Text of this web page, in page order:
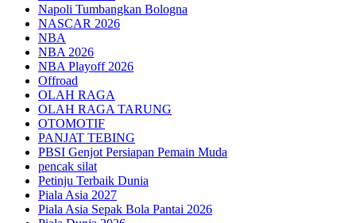
Napoli Tumbangkan Bologna
NASCAR 2026
NBA
NBA 2026
NBA Playoff 2026
Offroad
OLAH RAGA
OLAH RAGA TARUNG
OTOMOTIF
PANJAT TEBING
PBSI Genjot Persiapan Pemain Muda
pencak silat
Petinju Terbaik Dunia
Piala Asia 2027
Piala Asia Sepak Bola Pantai 2026